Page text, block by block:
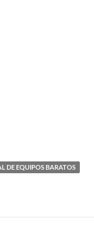
DE EQUIPOS BARATOS